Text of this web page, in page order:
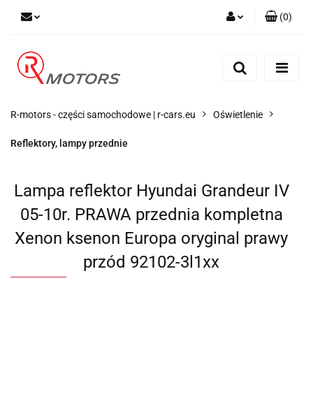
Zarejestruj się
(0)
R-motors - części samochodowe | r-cars.eu Oświetlenie
Reflektory, lampy przednie
Lampa reflektor Hyundai Grandeur IV
05-10r. PRAWA przednia kompletna
Xenon ksenon Europa oryginal prawy
przód 92102-3l1xx